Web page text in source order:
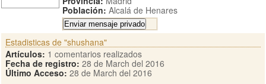
Población: Alcalá de Henares
Estadisticas de "shushana"
Artículos: 1 comentarios realizados
Fecha de registro: 28 de March del 2016
Último Acceso: 28 de March del 2016